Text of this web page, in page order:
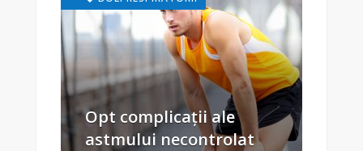
Opt complicații ale
astmului necontrolat